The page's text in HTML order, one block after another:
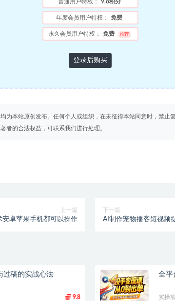
普通用户特权： 9.8积分
年度会员用户特权： 免费
永久会员用户特权： 免费 推荐
登录后购买
为本站原创发布。任何个人或组织，在未征得本站同意时，禁止
者的合法权益，可联系我们进行处理。
上一篇
安卓苹果手机都可以操作
下一篇
AI制作宠物播客短视频
过稿的实战心法
9.8
全平
实操